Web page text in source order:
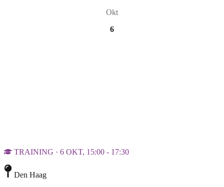
Okt
6
TRAINING · 6 OKT, 15:00 - 17:30
Den Haag